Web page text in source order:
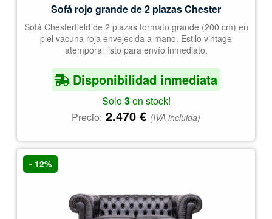
Sofá rojo grande de 2 plazas Chester
Sofá Chesterfield de 2 plazas formato grande (200 cm) en
piel vacuna roja envejecida a mano. Estilo vintage
atemporal listo para envío inmediato.
Disponibilidad inmediata
Solo3en stock!
Precio: 2.470 € (IVA incluida)
- 12%